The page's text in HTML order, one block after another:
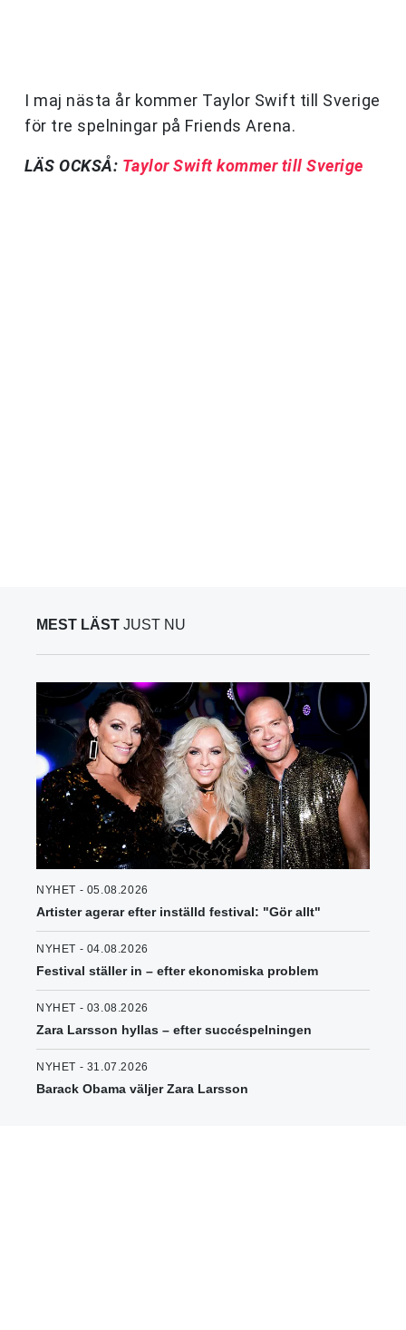
I maj nästa år kommer Taylor Swift till Sverige
för tre spelningar på Friends Arena.
LÄS OCKSÅ: Taylor Swift kommer till Sverige
MEST LÄST JUST NU
NYHET - 05.08.2026
Artister agerar efter inställd festival: "Gör allt"
NYHET - 04.08.2026
Festival ställer in – efter ekonomiska problem
NYHET - 03.08.2026
Zara Larsson hyllas – efter succéspelningen
NYHET - 31.07.2026
Barack Obama väljer Zara Larsson